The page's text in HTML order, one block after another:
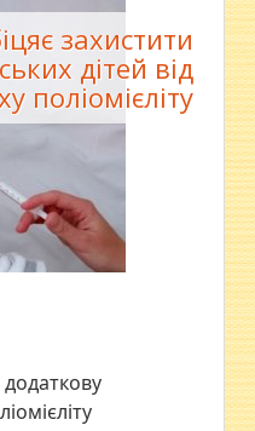
захистити
дітей від
поліомієліту